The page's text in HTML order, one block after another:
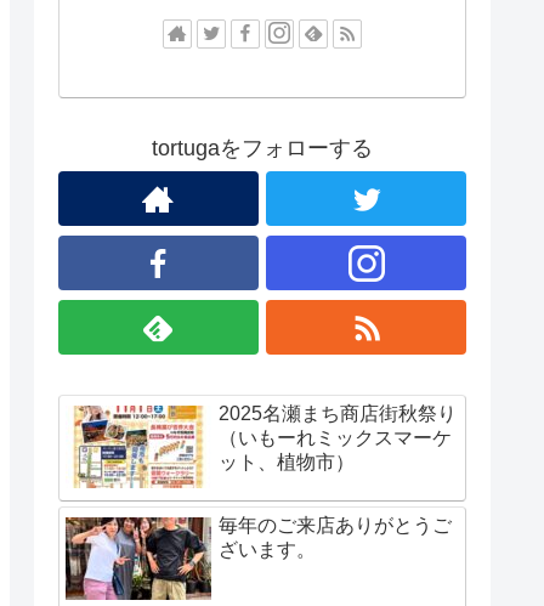
tortugaをフォローする
2025名瀬まち商店街秋祭り
（いもーれミックスマーケ
ット、植物市）
毎年のご来店ありがとうご
ざいます。